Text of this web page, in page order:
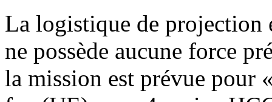
La logistique de projection
ne possède aucune force
la mission est prévue pour